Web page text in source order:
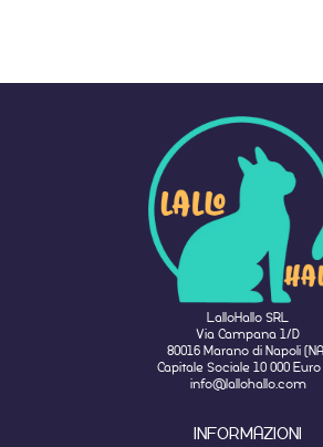
LalloHallo SRL
Via Campana 1/D
80016 Marano di Napoli
Capitale Sociale 10 000 Euro
info@lallohallo.com
INFORMAZIONI